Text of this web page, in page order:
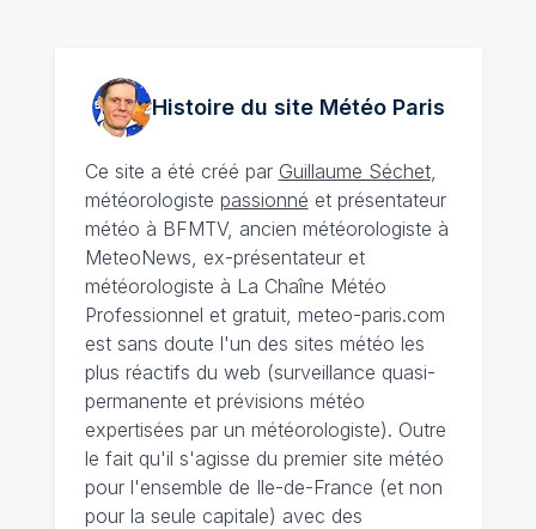
Histoire du site MétéoParis
Ce site a été créé par Guillaume Séchet,
météorologiste passionné et présentateur
météo à BFMTV, ancien météorologiste à
MeteoNews, ex-présentateur et
météorologiste à La Chaîne Météo
Professionnel et gratuit, meteo-paris.com
est sans doute l'un des sites météo les
plus réactifs du web (surveillance quasi-
permanente et prévisions météo
expertisées par un météorologiste). Outre
le fait qu'il s'agisse du premier site météo
pour l'ensemble de Ile-de-France (et non
pour la seule capitale) avec des